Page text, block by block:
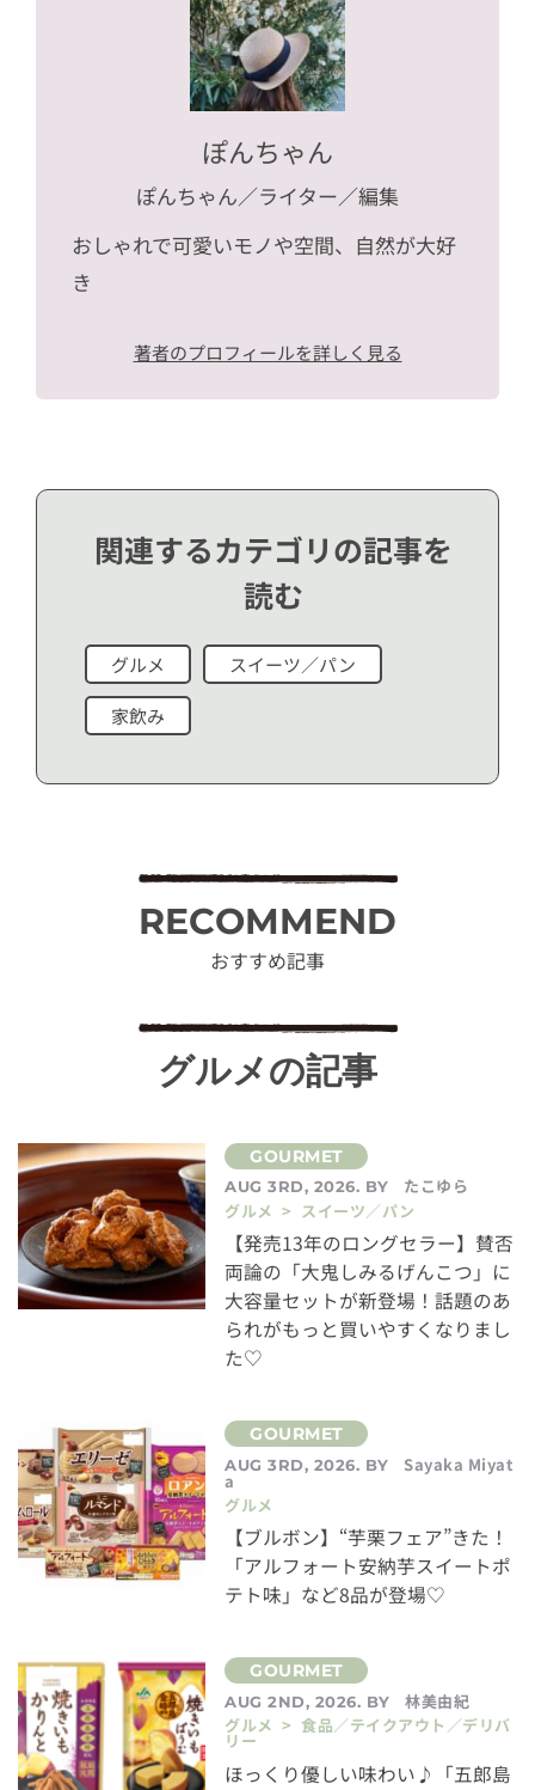
ぽんちゃん
ぽんちゃん／ライター／編集
おしゃれで可愛いモノや空間、自然が大好
き
著者のプロフィールを詳しく見る
関連するカテゴリの記事を
読む
グルメ スイーツ／パン
家飲み
RECOMMEND
おすすめ記事
グルメの記事
AUG 3RD, 2026. BY
たこゆら
グルメ > スイーツ／パン
【発売13年のロングセラー】賛否
両論の「大鬼しみるげんこつ」に
大容量セットが新登場！話題のあ
られがもっと買いやすくなりまし
た♡
AUG 3RD, 2026. BY Sayaka Miyat
a
グルメ
【ブルボン】“芋栗フェア”きた！
「アルフォート安納芋スイートポ
テト味」など8品が登場♡
AUG 2ND, 2026. BY
林美由紀
グルメ > 食品／テイクアウト／デリバ
リー
ほっくり優しい味わい♪「五郎島